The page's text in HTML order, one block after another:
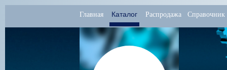
Главная Каталог Распродажа Справочник